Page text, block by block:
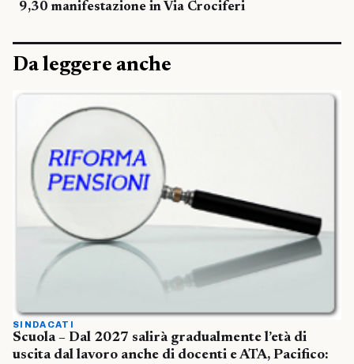
9,30 manifestazione in Via Crociferi
Da leggere anche
SINDACATI
Scuola – Dal 2027 salirà gradualmente l’età di
uscita dal lavoro anche di docenti e ATA, Pacifico: